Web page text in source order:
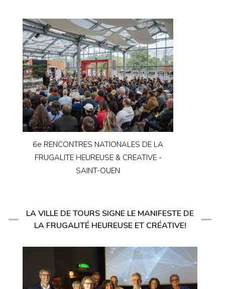
6e RENCONTRES NATIONALES DE LA
FRUGALITE HEUREUSE & CREATIVE -
SAINT-OUEN
LA VILLE DE TOURS SIGNE LE MANIFESTE DE
LA FRUGALITÉ HEUREUSE ET CRÉATIVE!